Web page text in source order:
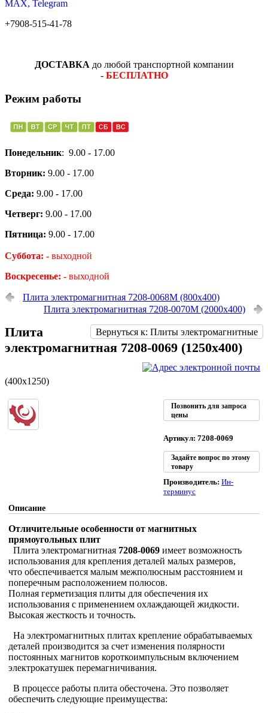
MAX, Telegram
+7908-515-41-78
ДОСТАВКА до любой транспортной компании
- БЕСПЛАТНО
Режим работы
Понедельник: 9.00 - 17.00
Вторник: 9.00 - 17.00
Среда: 9.00 - 17.00
Четверг: 9.00 - 17.00
Пятница: 9.00 - 17.00
Суббота: - выходной
Воскресенье: - выходной
Плита электромагнитная 7208-0068М (800х400)
Плита электромагнитная 7208-0070М (2000х400)
Вернуться к: Плиты электромагнитные
Плита
электромагнитная 7208-0069 (1250х400)
(400х1250)
Позвонить для запроса
цены
Артикул: 7208-0069
Задайте вопрос по этому
товару
Производитель:Ин-
терминус
Описание
Отличительные особенности от магнитных
прямоугольных плит
Плита электромагнитная 7208-0069 имеет возможность
использования для крепления деталей малых размеров,
что обеспечивается малым межполюсным расстоянием и
поперечным расположением полюсов.
Полная герметизация плиты для обеспечения их
использования с применением охлаждающей жидкости.
Высокая жесткость и точность.
На электромагнитных плитах крепление обрабатываемых
деталей производится за счет изменения полярности
постоянных магнитов короткоимпульсным включением
электрокатушек перемагничивания.
В процессе работы плита обесточена. Это позволяет
обеспечить следующие преимущества: